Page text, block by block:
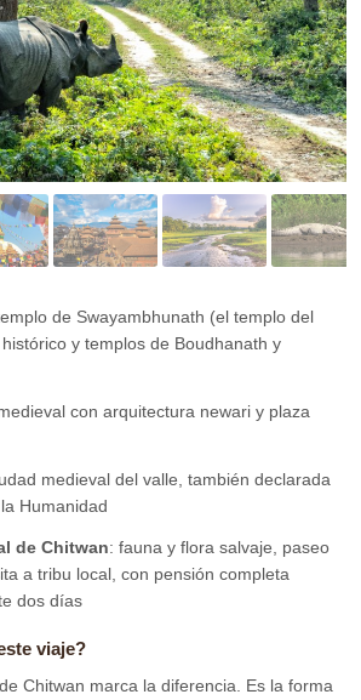
de Swayambhunath (el templo del
y templos de Boudhanath y
con arquitectura newari y plaza
medieval del valle, también declarada
Humanidad
de Chitwan: fauna y flora salvaje, paseo
a tribu local, con pensión completa
dos días
viaje?
Chitwan marca la diferencia. Es la forma